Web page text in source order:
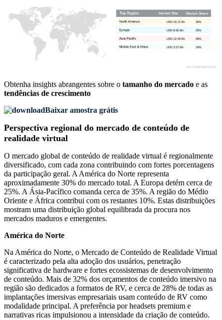
10%
USD 3.57 Bn
35%
USD 12.49 Bn
25%
USD 8.92 Bn
30%
USD 10.71 Bn
Obtenha insights abrangentes sobre o tamanho do mercado e as
tendências de crescimento
Baixar amostra grátis
Perspectiva regional do mercado de conteúdo de
realidade virtual
O mercado global de conteúdo de realidade virtual é regionalmente
diversificado, com cada zona contribuindo com fortes porcentagens
da participação geral. A América do Norte representa
aproximadamente 30% do mercado total. A Europa detém cerca de
25%. A Ásia-Pacífico comanda cerca de 35%. A região do Médio
Oriente e África contribui com os restantes 10%. Estas distribuições
mostram uma distribuição global equilibrada da procura nos
mercados maduros e emergentes.
América do Norte
Na América do Norte, o Mercado de Conteúdo de Realidade Virtual
é caracterizado pela alta adoção dos usuários, penetração
significativa de hardware e fortes ecossistemas de desenvolvimento
de conteúdo. Mais de 32% dos orçamentos de conteúdo imersivo na
região são dedicados a formatos de RV, e cerca de 28% de todas as
implantações imersivas empresariais usam conteúdo de RV como
modalidade principal. A preferência por headsets premium e
narrativas ricas impulsionou a intensidade da criação de conteúdo.